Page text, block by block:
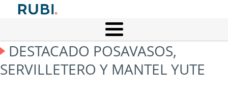
DESTACADO POSAVASOS,
SERVILLETERO Y MANTEL YUTE